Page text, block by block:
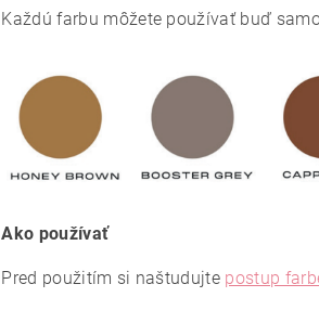
Každú farbu môžete používať buď
Ako používať
Pred použitím si naštudujte postup